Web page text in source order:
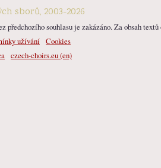
sborů, 2003-2026
předchozího souhlasu je zakázáno. Za obsah
užívání Cookies
czech-choirs.eu (en)